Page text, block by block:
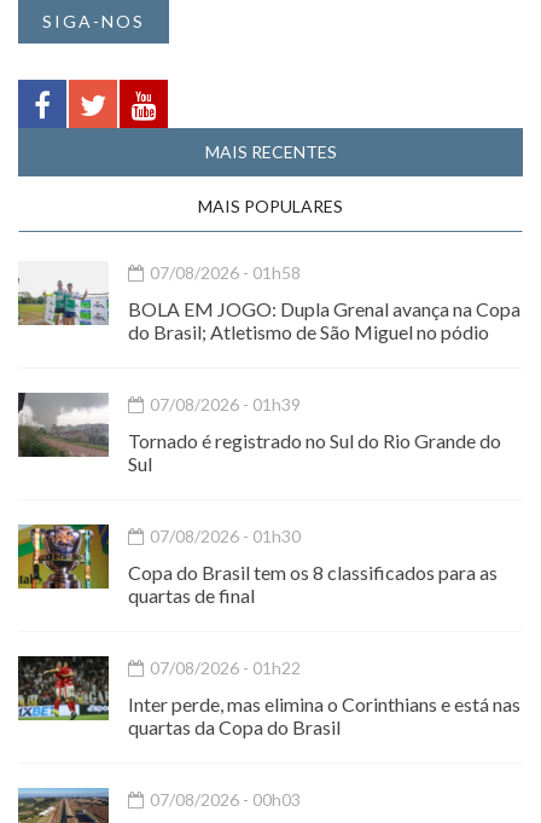
SIGA-NOS
MAIS RECENTES
MAIS POPULARES
07/08/2026 - 01h58
BOLA EM JOGO: Dupla Grenal avança na Copa
do Brasil; Atletismo de São Miguel no pódio
07/08/2026 - 01h39
Tornado é registrado no Sul do Rio Grande do
Sul
07/08/2026 - 01h30
Copa do Brasil tem os 8 classificados para as
quartas de final
07/08/2026 - 01h22
Inter perde, mas elimina o Corinthians e está nas
quartas da Copa do Brasil
07/08/2026 - 00h03